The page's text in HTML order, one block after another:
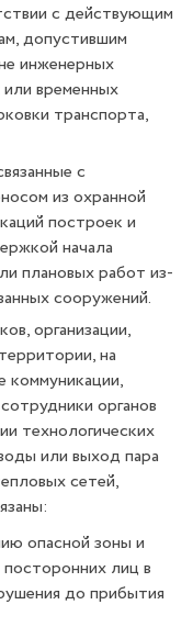
с действующим
допустившим
инженерных
временных
транспорта,
с
из охранной
построек и
начала
плановых работ из-
сооружений.
организации,
на
коммуникации,
органов
технологических
или выход пара
сетей,
опасной зоны и
лиц в
до прибытия